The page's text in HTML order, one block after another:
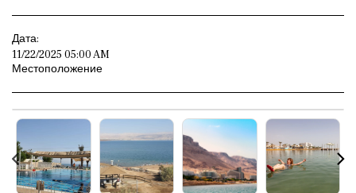
Дата:
11/22/2025 05:00 AM
Местоположение